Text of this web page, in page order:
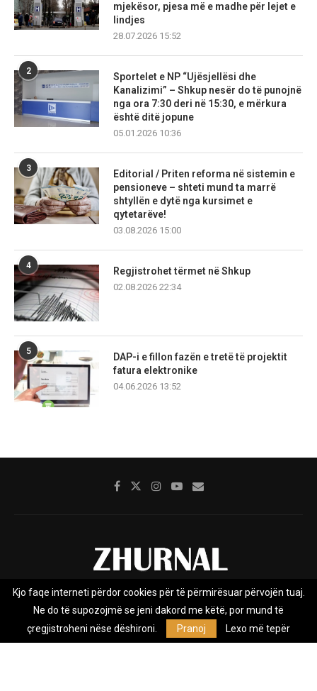
mjekësor, pjesa më e madhe për lejet e
lindjes
28.07.2026 15:52
2
Sportelet e NP “Ujësjellësi dhe
Kanalizimi” – Shkup nesër do të punojnë
nga ora 7:30 deri në 15:30, e mërkura
është ditë jopune
05.01.2026 10:36
3
Editorial / Priten reforma në sistemin e
pensioneve – shteti mund ta marrë
shtyllën e dytë nga kursimet e
qytetarëve!
03.08.2026 15:00
4
Regjistrohet tërmet në Shkup
02.08.2026 22:34
5
DAP-i e fillon fazën e tretë të projektit
fatura elektronike
04.06.2026 13:52
Rreth nesh Impresumi Marketing
Privacy Policy
Zhurnal.mk është Agjenci e Lajmeve e pavarur, e themeluar në vitin
Kjo faqe interneti përdor cookies për të përmirësuar përvojën tuaj.
Ne do të supozojmë se jeni dakord me këtë, por mund të
çregjistroheni nëse dëshironi.
Pranoj Lexo më tepër